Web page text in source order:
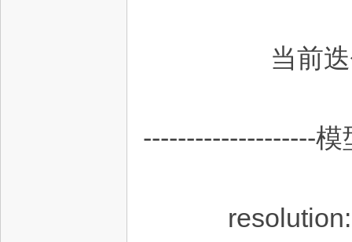
当前迭
--------------------